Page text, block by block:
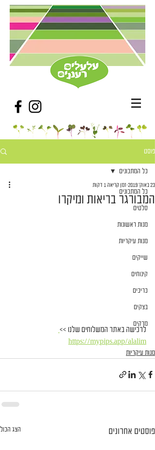
פוסט
כל המתכונים
סלטים
מנות ראשונות
מנות עיקריות
שייקים
קינוחים
כריכים
בצקים
מרקים
כל המתכונים
המבורגר בריאות ומיקרו
23 באוק׳ 2019 זמן קריאה 1 דקות
לרכישה באתר המשלוחים שלנו >>
https://mypips.app/alalim
מנות עיקריות
פוסטים אחרונים הצג הכול